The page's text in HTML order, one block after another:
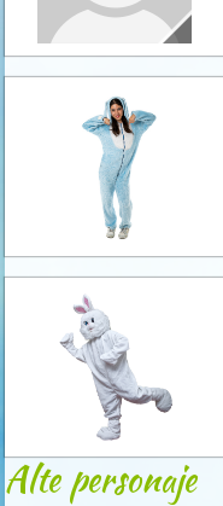
Alte personaje